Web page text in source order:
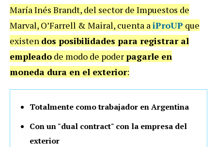
María Inés Brandt, del sector de Impuestos de
Marval, O’Farrell & Mairal, cuenta aiProUP que
existen dos posibilidades para registrar al
empleado de modo de poderpagarle en
moneda dura en el exterior:
Totalmente como trabajador en Argentina
Con un "dual contract" con la empresa del
exterior